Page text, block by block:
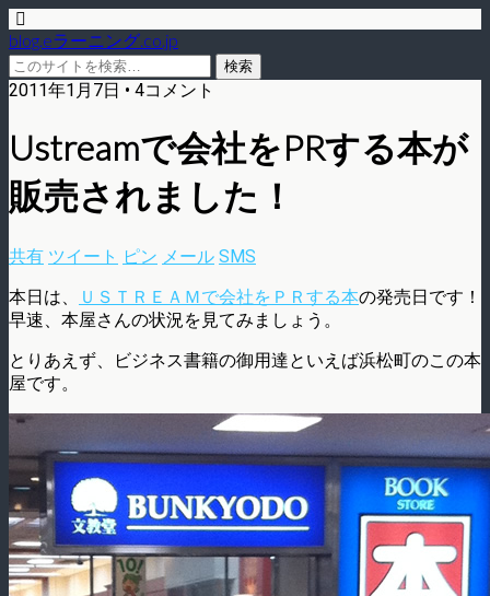
blog.eラーニング.co.jp
2011年1月7日 • 4コメント
Ustreamで会社をPRする本が
販売されました！
共有 ツイート ピン メール SMS
本日は、
ＵＳＴＲＥＡＭで会社をＰＲする本の発売日です！
早速、本屋さんの状況を見てみましょう。
とりあえず、ビジネス書籍の御用達といえば浜松町のこの本
屋です。